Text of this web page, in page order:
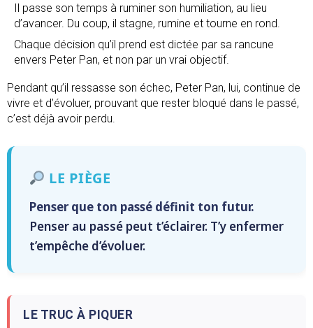
Il passe son temps à ruminer son humiliation, au lieu
d’avancer. Du coup, il stagne, rumine et tourne en rond.
Chaque décision qu’il prend est dictée par sa rancune
envers Peter Pan, et non par un vrai objectif.
Pendant qu’il ressasse son échec, Peter Pan, lui, continue de
vivre et d’évoluer, prouvant que rester bloqué dans le passé,
c’est déjà avoir perdu.
LE PIÈGE
Penser que ton passé définit ton futur.
Penser au passé peut t’éclairer. T’y enfermer
t’empêche d’évoluer.
LE TRUC À PIQUER